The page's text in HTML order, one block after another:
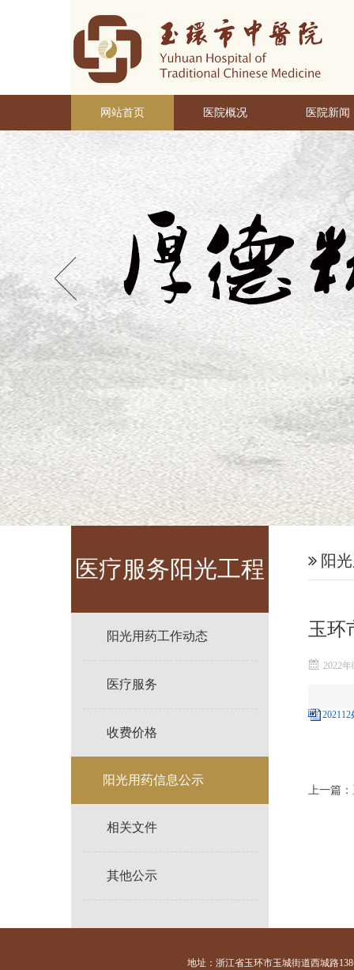
网站首页 医院概况 医院新闻
医疗服务阳光工程
阳光用药工作动态
医疗服务
收费价格
阳光用药信息公示
相关文件
其他公示
阳
玉环
2022
上一篇：
地址：浙江省玉环市玉城街道西城路